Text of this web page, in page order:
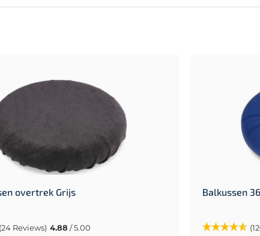
overtrek Grijs
(24 Reviews) 4.88 / 5.00
Balkussen